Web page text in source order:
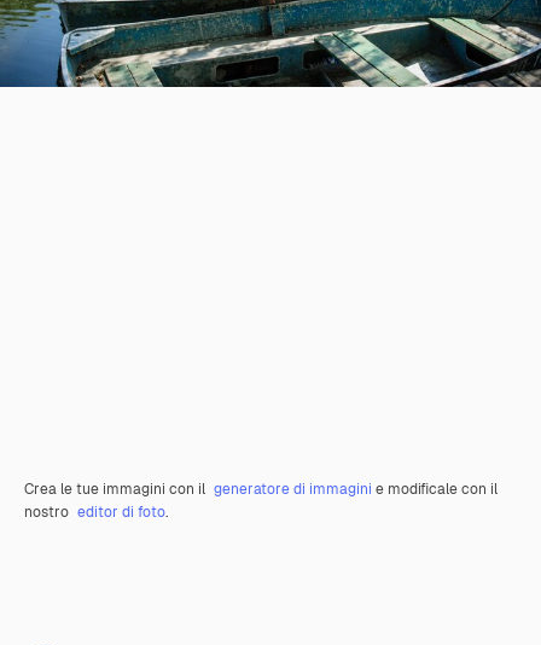
Crea le tue immagini con il generatore di immagini e modificale con il
nostro editor di foto.